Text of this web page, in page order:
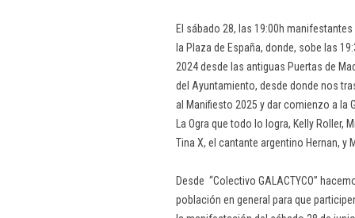
El sábado 28, las 19:00h
la Plaza de España, donde, sobe las
2024 desde las antiguas Puertas de
del Ayuntamiento, desde donde nos
al Manifiesto 2025 y dar comienzo a la
La Ogra que todo lo logra, Kelly Roller,
Tina X, el cantante argentino Hernan, y
Desde “Colectivo GALACTYCO”
población en general para que